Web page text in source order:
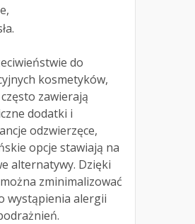
do
kosmetyków,
zawierają
dodatki i
odzwierzęce,
opcje stawiają na
alternatywy. Dzięki
zminimalizować
wystąpienia alergii